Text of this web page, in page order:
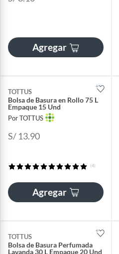
Agregar
TOTTUS
Bolsa de Basura en Rollo 75 L
Empaque 15 Und
Por TOTTUS
S/ 13.90
(4)
Agregar
TOTTUS
Bolsa de Basura Perfumada
Lavanda 30 L Empaque 20 Und